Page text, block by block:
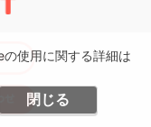
使用に関する詳細は
閉じる